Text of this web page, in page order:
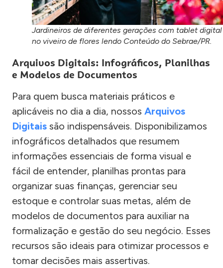
Jardineiros de diferentes gerações com tablet digital
no viveiro de flores lendo Conteúdo do Sebrae/PR.
Arquivos Digitais: Infográficos, Planilhas
e Modelos de Documentos
Para quem busca materiais práticos e
aplicáveis no dia a dia, nossos Arquivos
Digitais são indispensáveis. Disponibilizamos
infográficos detalhados que resumem
informações essenciais de forma visual e
fácil de entender, planilhas prontas para
organizar suas finanças, gerenciar seu
estoque e controlar suas metas, além de
modelos de documentos para auxiliar na
formalização e gestão do seu negócio. Esses
recursos são ideais para otimizar processos e
tomar decisões mais assertivas.